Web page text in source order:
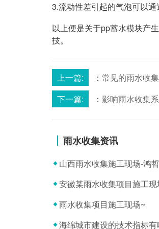
3.流动性差引起的气泡可以通
以上便是关于pp蓄水模块产
技。
上一篇: ： 常见的雨水收
下一篇:
： 影响雨水收集
雨水收集资讯
山西雨水收集施工现场-鸿
安徽某雨水收集项目施工现
雨水收集项目施工现场~
海绵城市建设的技术指标